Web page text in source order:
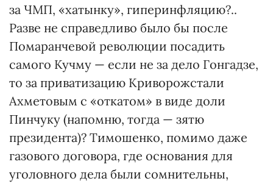
за ЧМП, «хатынку», гиперинфляцию?..
Разве не справедливо было бы после
Помаранчевой революции посадить
самого Кучму — если не за дело Гонгадзе,
то за приватизацию Криворожстали
Ахметовым с «откатом» в виде доли
Пинчуку (напомню, тогда — зятю
президента)? Тимошенко, помимо даже
газового договора, где основания для
уголовного дела были сомнительны,